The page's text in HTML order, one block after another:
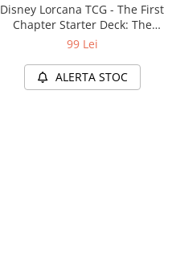
Disney Lorcana TCG - The First
Chapter Starter Deck: The
Heart of Magic (EN)
99 Lei
ALERTA STOC